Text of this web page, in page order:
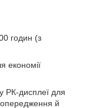
годин (з
економії
РК-дисплеї для
й